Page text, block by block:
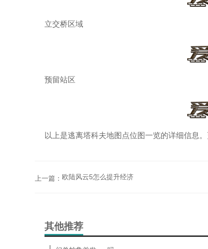
立交桥区域
预留站区
以上是逃离塔科夫地图点位图一览的详细信息
上一篇： 欧陆风云5怎么提升经济
其他推荐